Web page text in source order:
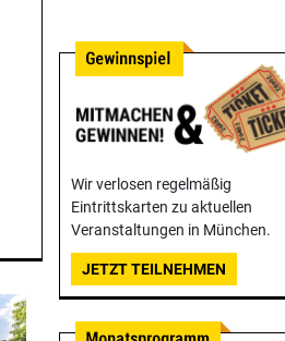
Wir verlosen regelmäßig
Eintrittskarten zu aktuellen
Veranstaltungen in München.
JETZT TEILNEHMEN